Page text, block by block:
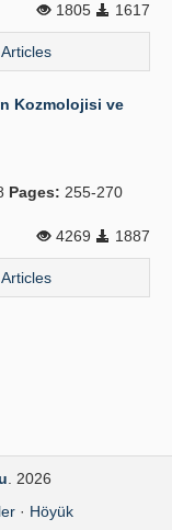
1805
1617
Kozmolojisi ve
Pages: 255-270
4269
1887
. 2026
· Höyük